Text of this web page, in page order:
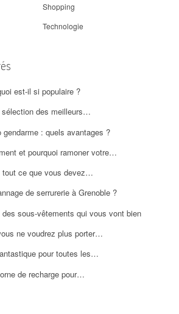
Shopping
Technologie
est-il si populaire ?
des meilleurs…
gendarme : quels avantages ?
et pourquoi ramoner votre…
tout ce que vous devez…
de serrurerie à Grenoble ?
sous-vêtements qui vous vont bien
ne voudrez plus porter…
pour toutes les…
de recharge pour…